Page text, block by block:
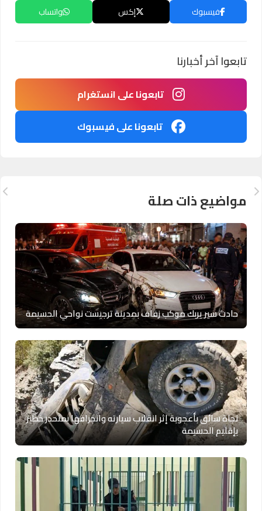
فيسبوك إكس واتساب
تابعوا آخر أخبارنا
تابعونا على انستغرام
تابعونا على فيسبوك
مواضيع ذات صلة
حادث سير يربك موكب زفاف بمدينة ترجيست نواحي الحسيمة
نجاة سائق بأعجوبة إثر انقلاب سيارته وانجرافها بمنحدر خطير
بإقليم الحسيمة